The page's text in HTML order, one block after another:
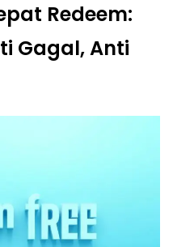
Redeem:
Gagal, Anti